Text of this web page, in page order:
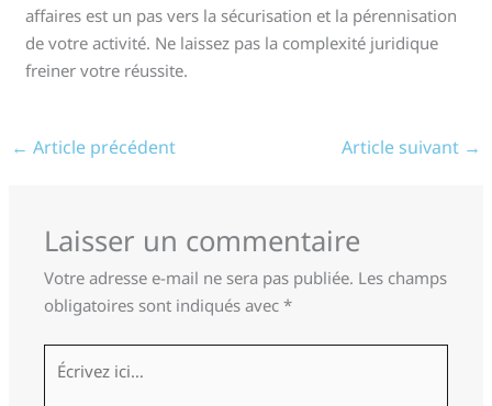
affaires est un pas vers la sécurisation et la pérennisation
de votre activité. Ne laissez pas la complexité juridique
freiner votre réussite.
← Article précédent Article suivant →
Laisser un commentaire
Votre adresse e-mail ne sera pas publiée. Les champs
obligatoires sont indiqués avec*
Écrivez
ici…